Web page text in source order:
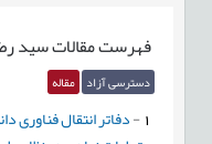
فهرست مقالاتسید
دسترسی آزاد مقاله
-دفاتر انتقال فناوری